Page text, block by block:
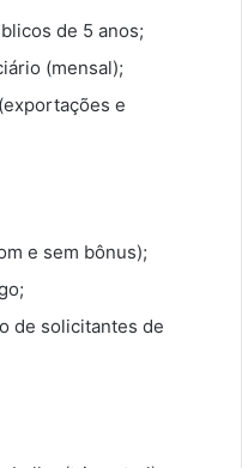
de 5 anos;
(mensal);
e
e sem bônus);
de solicitantes de